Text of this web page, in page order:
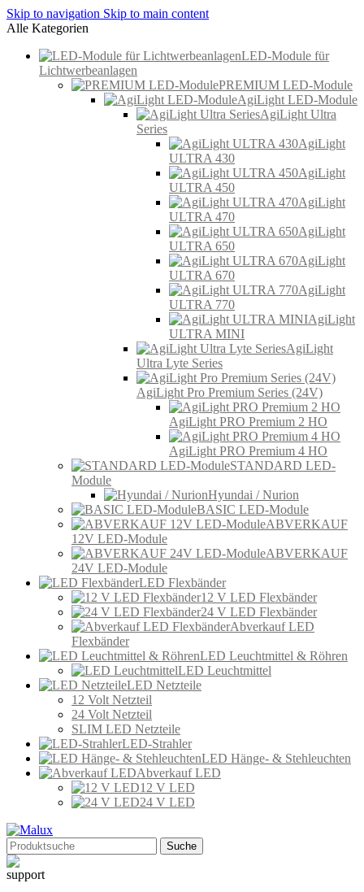
Skip to navigation Skip to main content
Alle Kategorien
LED-Module für
Lichtwerbeanlagen
PREMIUM LED-Module
AgiLight LED-Module
AgiLight Ultra
Series
AgiLight
ULTRA 430
AgiLight
ULTRA 450
AgiLight
ULTRA 470
AgiLight
ULTRA 650
AgiLight
ULTRA 670
AgiLight
ULTRA 770
AgiLight
ULTRA MINI
AgiLight
Ultra Lyte Series
AgiLight Pro Premium Series (24V)
AgiLight PRO Premium 2 HO
AgiLight PRO Premium 4 HO
STANDARD LED-
Module
Hyundai / Nurion
BASIC LED-Module
ABVERKAUF
12V LED-Module
ABVERKAUF
24V LED-Module
LED Flexbänder
12 V LED Flexbänder
24 V LED Flexbänder
Abverkauf LED
Flexbänder
LED Leuchtmittel & Röhren
LED Leuchtmittel
LED Netzteile
12 Volt Netzteil
24 Volt Netzteil
SLIM LED Netzteile
LED-Strahler
LED Hänge- & Stehleuchten
Abverkauf LED
12 V LED
24 V LED
Suche